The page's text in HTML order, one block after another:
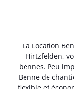
La Location
Hirtzfelden,
bennes. Peu
Benne de